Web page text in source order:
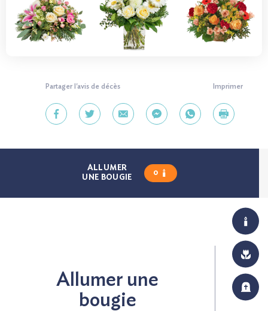
Partager l'avis de décès Imprimer
ALLUMER
UNE BOUGIE
0
Allumer une
bougie